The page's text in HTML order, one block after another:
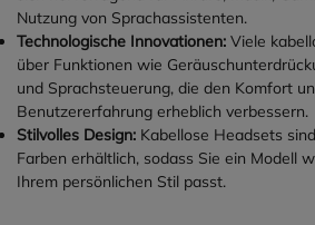
20000 HzGewicht30,3 gAkku-
Kapazität150
mAhWiedergabezeit12
StundenSchutzartIP55Kabellose
Reichweite10 m
und kompatibel mit gängigen
UC-Plattformen. Über die
SoftwareYealink USB Connect
lassen sich ANC-Modi,
Busylight und weitere
Geräteeinstellungen zentral
verwalten.
Technische Spezifikationen
Gewicht: ca. 285 g
Nutzung von Sprachassistenten.
Technologische Innovationen: Viele
über Funktionen wie
und Sprachsteuerung, die den Komfort
Benutzererfahrung erheblich verbessern.
Stilvolles Design: Kabellose Headsets
Farben erhältlich, sodass Sie ein Modell
Ihrem persönlichen Stil passt.